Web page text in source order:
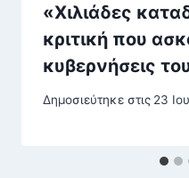
«Χιλιάδες
κριτική που
κυβερνήσεις
Δημοσιεύτηκε στις 23